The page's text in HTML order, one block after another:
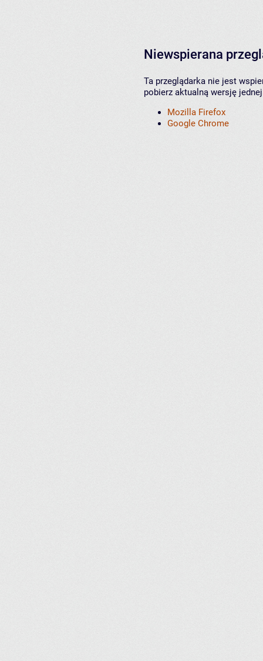
Niewspierana
Ta przeglądarka nie jest
pobierz aktualną wersję
Mozilla Firefox
Google Chrome